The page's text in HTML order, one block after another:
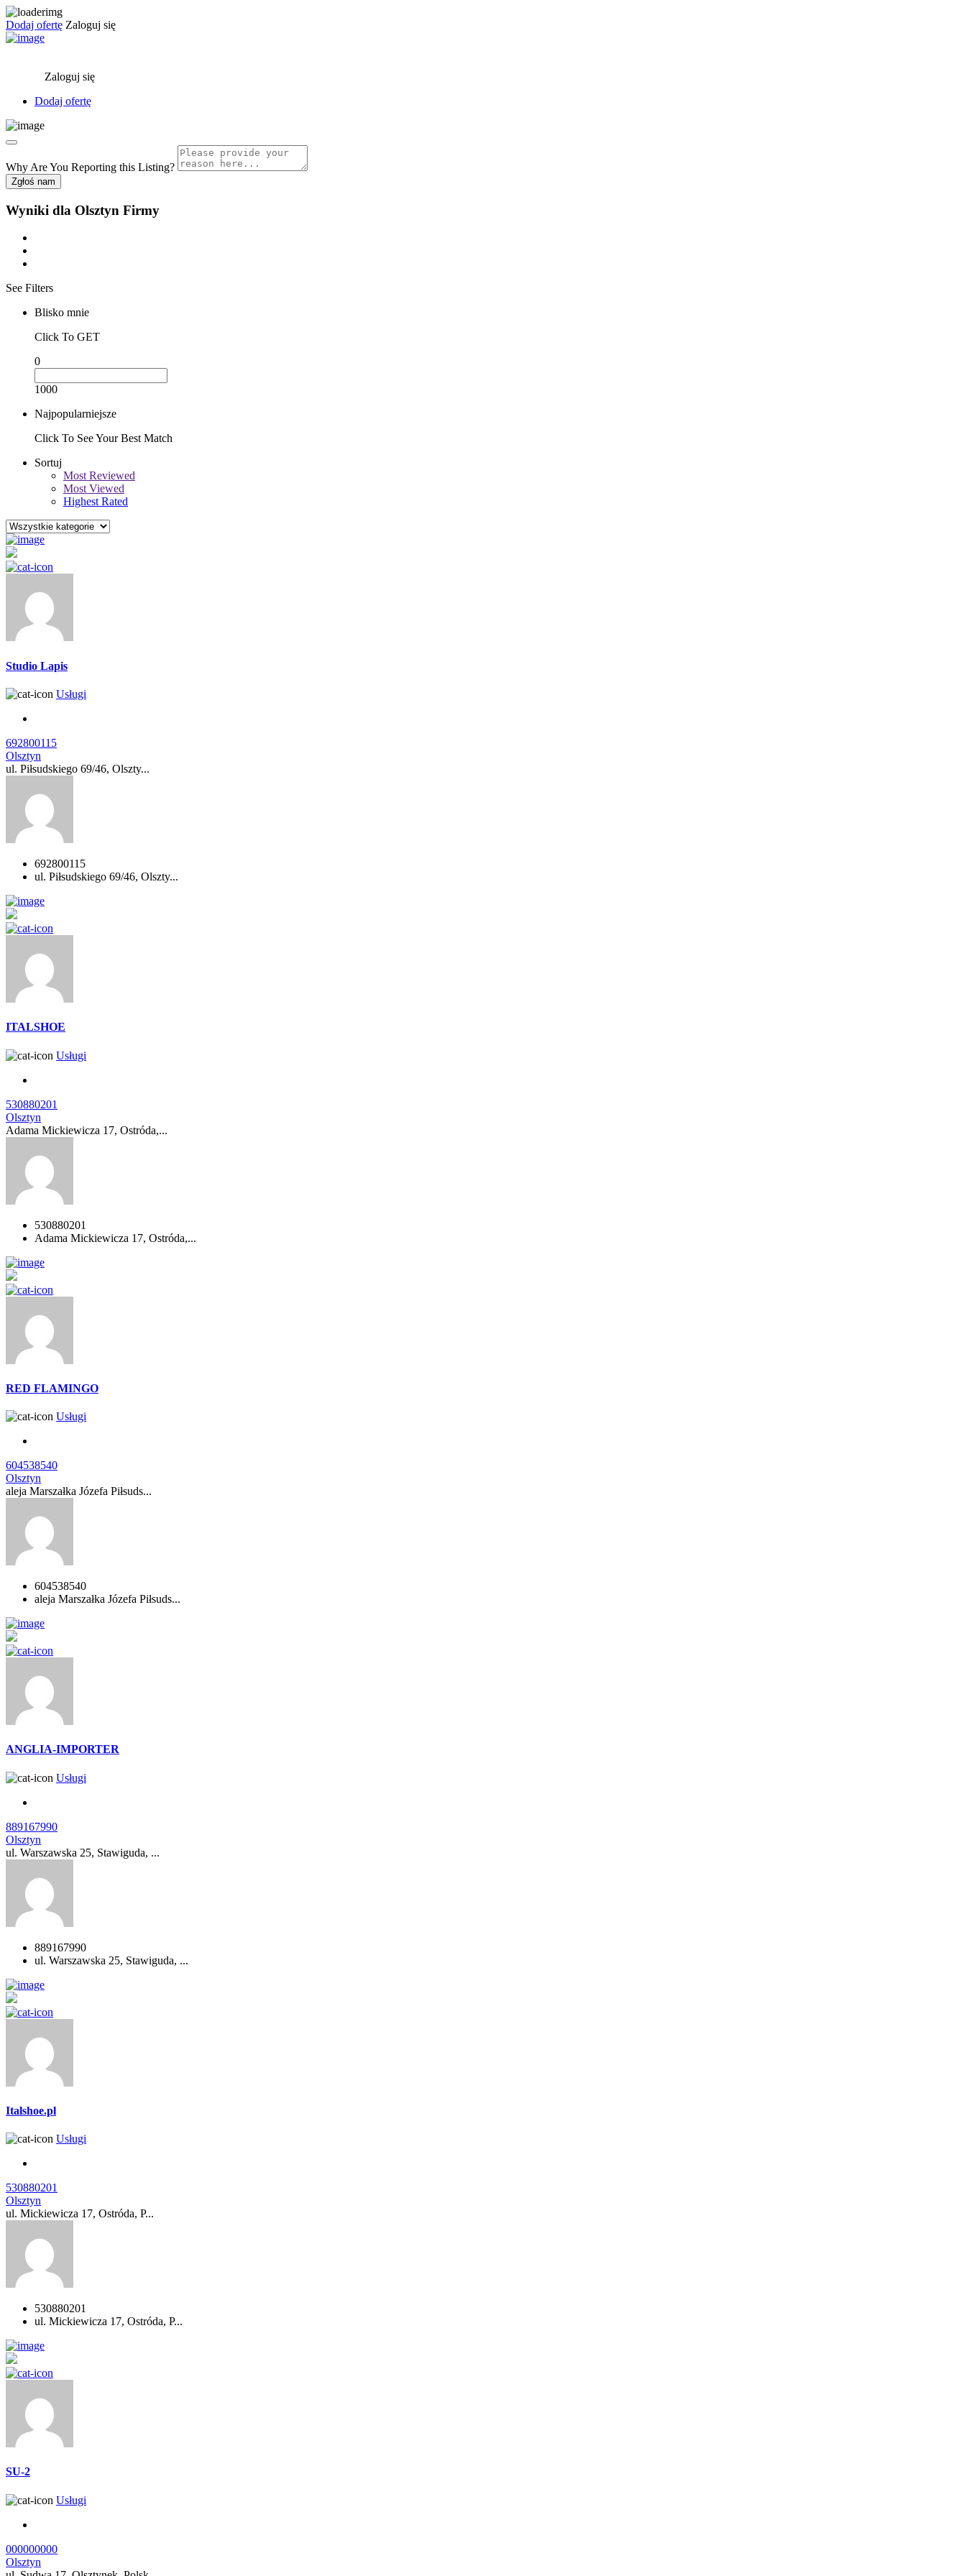
Dodaj ofertę Zaloguj się
Zaloguj się
Dodaj ofertę
Why Are You Reporting this Listing?
Zgłoś nam
Wyniki dla Olsztyn Firmy
See Filters
Blisko mnie
Click To GET
0
1000
Najpopularniejsze
Click To See Your Best Match
Sortuj
Most Reviewed
Most Viewed
Highest Rated
Studio Lapis
Usługi
692800115
Olsztyn
ul. Piłsudskiego 69/46, Olszty...
692800115
ul. Piłsudskiego 69/46, Olszty...
ITALSHOE
Usługi
530880201
Olsztyn
Adama Mickiewicza 17, Ostróda,...
530880201
Adama Mickiewicza 17, Ostróda,...
RED FLAMINGO
Usługi
604538540
Olsztyn
aleja Marszałka Józefa Piłsuds...
604538540
aleja Marszałka Józefa Piłsuds...
ANGLIA-IMPORTER
Usługi
889167990
Olsztyn
ul. Warszawska 25, Stawiguda, ...
889167990
ul. Warszawska 25, Stawiguda, ...
Italshoe.pl
Usługi
530880201
Olsztyn
ul. Mickiewicza 17, Ostróda, P...
530880201
ul. Mickiewicza 17, Ostróda, P...
SU-2
Usługi
000000000
Olsztyn